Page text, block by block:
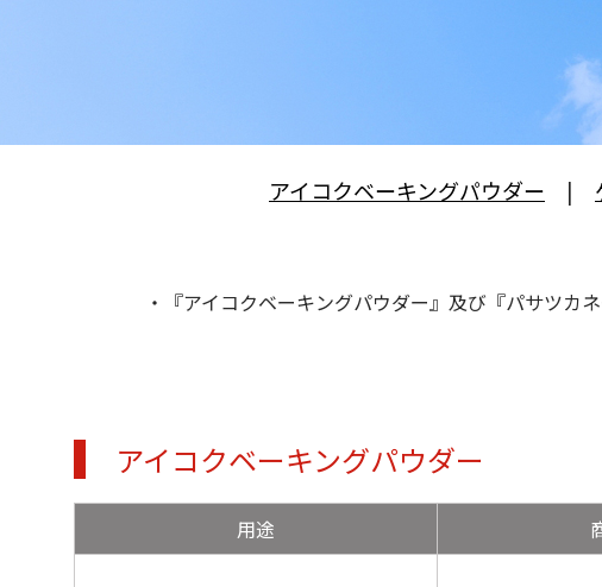
アイコクベーキングパウダー |
・『アイコクベーキングパウダー』及び『パサツカ
アイコクベーキングパウダー
用途